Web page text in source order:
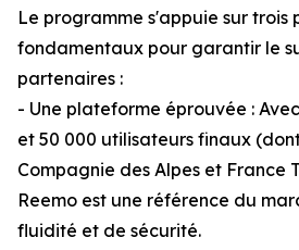
Le programme s'appuie sur trois
fondamentaux pour garantir le
partenaires :
- Une plateforme éprouvée :
et 50 000 utilisateurs finaux
Compagnie des Alpes et France
Reemo est une référence du
fluidité et de sécurité.